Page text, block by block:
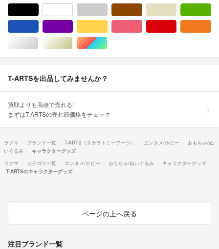
シルバー/銀色系ゴールド/金色系マルチカラー
T-ARTSを出品してみませんか？
買取よりも高値で売れる!
まずはT-ARTSの売れ筋価格をチェック
ラクマ ブランド一覧 T-ARTS（タカラトミーアーツ） エンタメ/ホビー
おもちゃ/ぬ
いぐるみ
キャラクターグッズ
ラクマ
カテゴリ一覧 エンタメ/ホビー おもちゃ/ぬいぐるみ
キャラクターグッズ
T-ARTSのキャラクターグッズ
ページの上へ戻る
注目ブランド一覧